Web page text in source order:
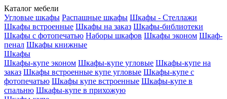
Каталог мебели
Угловые шкафы Распашные шкафы Шкафы - Стеллажи
Шкафы встроенные Шкафы на заказ Шкафы-библиотеки
Шкафы с фотопечатью Наборы шкафов Шкафы эконом Шкаф-
пенал Шкафы книжные
Шкафы
Шкафы-купе эконом Шкафы-купе угловые Шкафы-купе на
заказ Шкафы встроенные купе угловые Шкафы-купе с
фотопечатью Шкафы купе встроенные Шкафы-купе в
спальню Шкафы-купе в прихожую